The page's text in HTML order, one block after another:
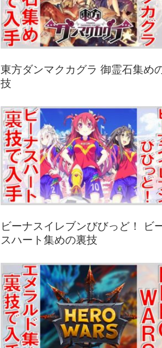
東方ダンマクカグラ 御霊石集め
技
ビーナスイレブンびびっど！ ビ
スハート集めの裏技